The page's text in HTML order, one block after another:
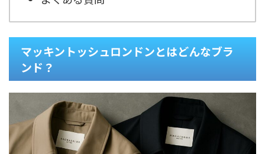
マッキントッシュロンドンとはどんなブラ
ンド？